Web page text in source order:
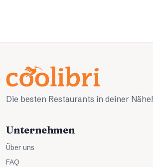
Die besten Restaurants in deiner Nähe!
Unternehmen
Über uns
FAQ